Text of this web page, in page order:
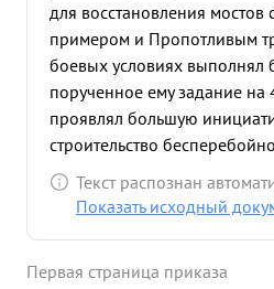
для восстановления
примером и Пропотливым
боевых условиях выполнял
порученное ему задание на
проявлял большую
строительство
Поковками, благодаря чему
выполнения задания по
и энергено для выполнения
Текст распознан
Показать исходный
Первая страница приказа